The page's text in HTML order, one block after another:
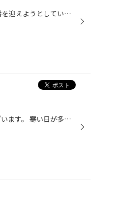
いつもご覧いただきありがとうございます。 立冬も過ぎ冬も本番を迎えようとしています。北海道をカワキリに降雪の便りも 届き始めています。 当店も週末のご予約はほぼ埋まって来ました。平日はまだまだ余裕がありますので 履き替え予定が未だの方はご相談ください！ 昨年の様に初雪が積雪となる可...
いつもタイヤ館箕輪のページをご覧くださり誠にありがとうございます。 寒い日が多くなり、このあたりの山もうっすら白くなる日もあります。 自分も忙しくなる前にタイヤの交換をしようと思い、先週の休みにスタッドレスにはきかえました。皆さんの交換はいかがですか？ ちょっと勿体なく感じるかも...